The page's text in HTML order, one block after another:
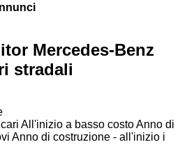
Mercedes-Benz
stradali
All'inizio a basso costoAnno di
Anno di costruzione - all'inizio i